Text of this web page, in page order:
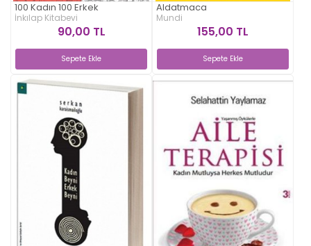
100 Kadın 100 Erkek
İnkılap Kitabevi
90,00 TL
Sepete Ekle
Aldatmaca
Mundi
155,00 TL
Sepete Ekle